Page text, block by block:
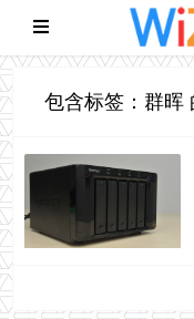
包含标签：群晖